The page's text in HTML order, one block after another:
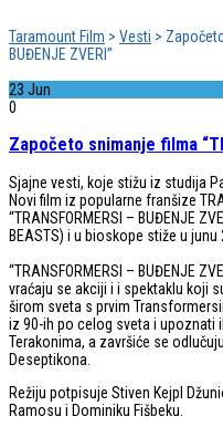
Taramount Film > Vesti >
BUĐENJE ZVERI”
23 Jun
0
Započeto snimanje filma
Sjajne vesti, koje stižu iz studija
Novi film iz popularne franšize
“TRANSFORMERSI – BUĐENJE
BEASTS) i u bioskope stiže u junu
“TRANSFORMERSI – BUĐENJE
vraćaju se akciji i i spektaklu koji
širom sveta s prvim
iz 90-ih po celog sveta i upoznati
Terakonima, a završiće se
Deseptikona.
Režiju potpisuje Stiven Kejpl
Ramosu i Dominiku Fišbeku.